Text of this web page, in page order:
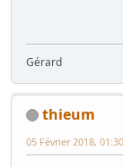
Gérard
thieum
05 Février 2018,